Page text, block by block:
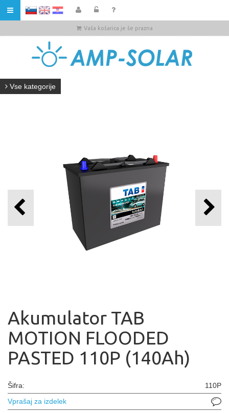
HR
Vaša košarica je še prazna
Vse kategorije
Akumulator TAB
MOTION FLOODED
PASTED 110P (140Ah)
Šifra:
110P
Vprašaj za izdelek